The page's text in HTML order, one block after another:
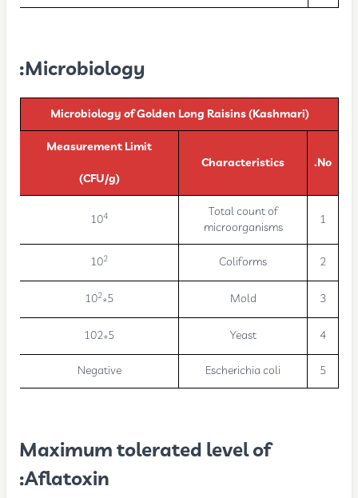
Microbiology:
Microbiology of Golden Long Raisins (Kashmari)
No.
Characteristics
Measurement Limit
(CFU/g)
1
Total count of
microorganisms
104
2
Coliforms
102
3
Mold
5*10
2
4
Yeast
5*102
5
Escherichia coli
Negative
Maximum tolerated level of
Aflatoxin: